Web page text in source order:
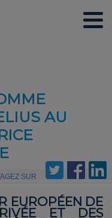
AU
SUR
EUROPÉEN DE
ET DES